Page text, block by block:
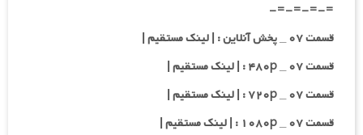
=-=-=-=-
قسمت ۰۷ _ پخش آنلاین : | لینک مستقیم |
قسمت ۰۷ _ ۴۸۰p : | لینک مستقیم |
قسمت ۰۷ _ ۷۲۰p : | لینک مستقیم |
قسمت ۰۷ _ ۱۰۸۰p : | لینک مستقیم |